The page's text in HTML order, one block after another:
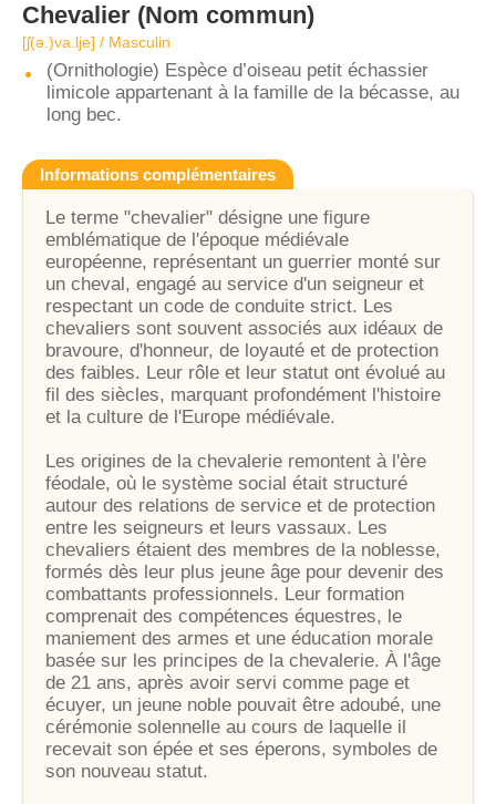
Chevalier (Nom commun)
[ʃ(ə.)va.lje] / Masculin
(Ornithologie) Espèce d’oiseau petit échassier
limicole appartenant à la famille de la bécasse, au
long bec.
Informations complémentaires
Le terme "chevalier" désigne une figure
emblématique de l'époque médiévale
européenne, représentant un guerrier monté sur
un cheval, engagé au service d'un seigneur et
respectant un code de conduite strict. Les
chevaliers sont souvent associés aux idéaux de
bravoure, d'honneur, de loyauté et de protection
des faibles. Leur rôle et leur statut ont évolué au
fil des siècles, marquant profondément l'histoire
et la culture de l'Europe médiévale.
Les origines de la chevalerie remontent à l'ère
féodale, où le système social était structuré
autour des relations de service et de protection
entre les seigneurs et leurs vassaux. Les
chevaliers étaient des membres de la noblesse,
formés dès leur plus jeune âge pour devenir des
combattants professionnels. Leur formation
comprenait des compétences équestres, le
maniement des armes et une éducation morale
basée sur les principes de la chevalerie. À l'âge
de 21 ans, après avoir servi comme page et
écuyer, un jeune noble pouvait être adoubé, une
cérémonie solennelle au cours de laquelle il
recevait son épée et ses éperons, symboles de
son nouveau statut.